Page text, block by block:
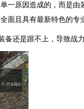
一原因造成的，而是
面且具有最新特色的专
备还是跟不上，导致战